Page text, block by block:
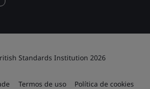
Standards Institution 2026
Termos de uso Política de cookies